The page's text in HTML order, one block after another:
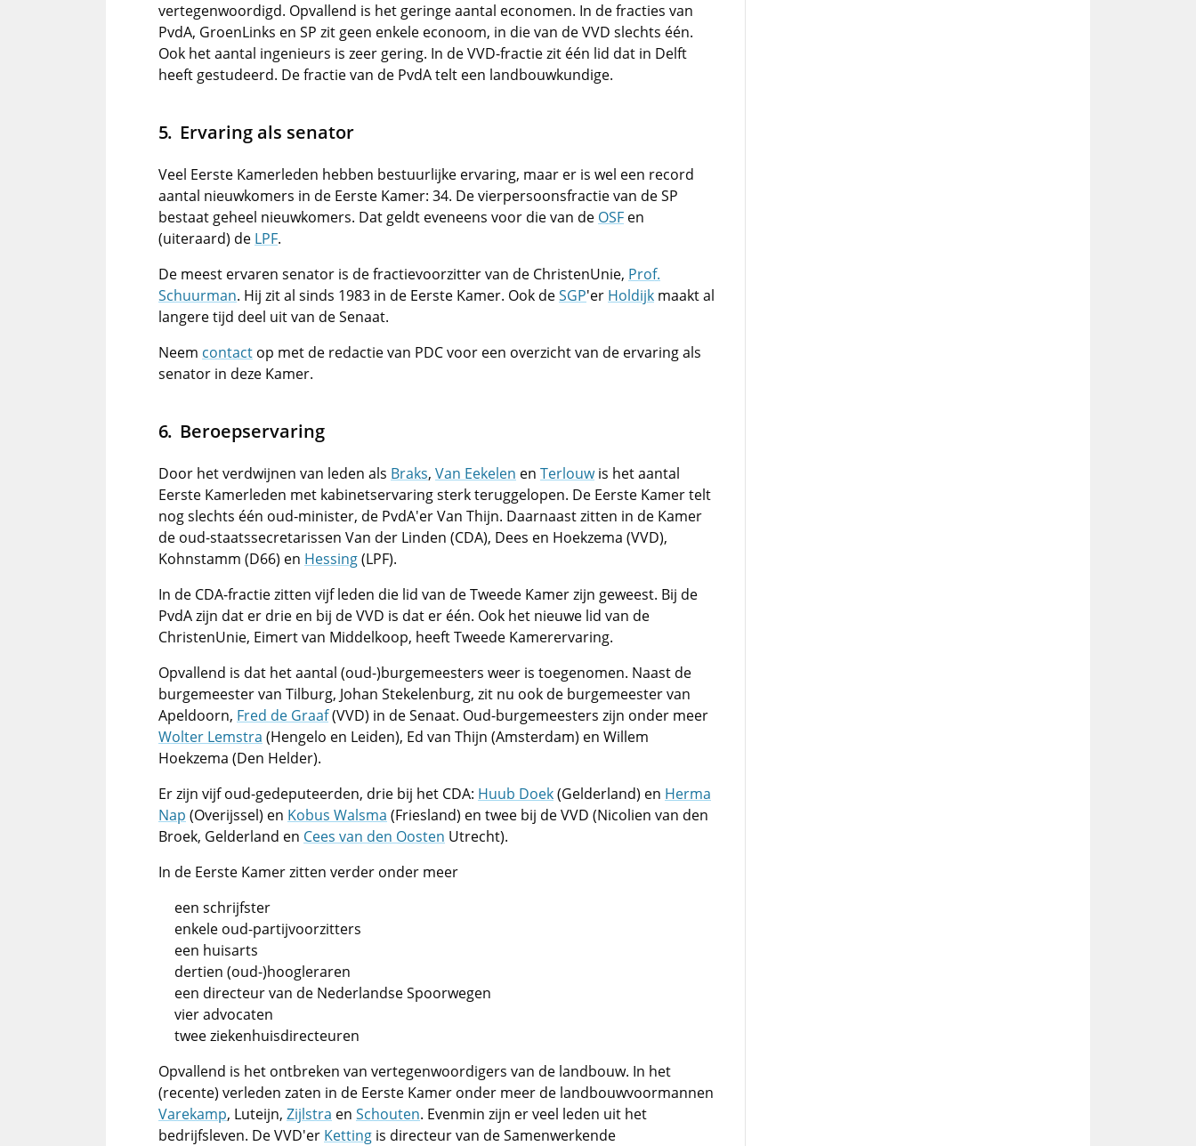
vertegenwoordigd. Opvallend is het geringe aantal economen. In de fracties van
PvdA, GroenLinks en SP zit geen enkele econoom, in die van de VVD slechts één.
Ook het aantal ingenieurs is zeer gering. In de VVD-fractie zit één lid dat in Delft
heeft gestudeerd. De fractie van de PvdA telt een landbouwkundige.
Ervaring als senator
Veel Eerste Kamerleden hebben bestuurlijke ervaring, maar er is wel een record
aantal nieuwkomers in de Eerste Kamer: 34. De vierpersoonsfractie van de SP
bestaat geheel nieuwkomers. Dat geldt eveneens voor die van de OSF en
(uiteraard) de LPF.
De meest ervaren senator is de fractievoorzitter van de ChristenUnie, Prof.
Schuurman. Hij zit al sinds 1983 in de Eerste Kamer. Ook deSGP'er Holdijk maakt al
langere tijd deel uit van de Senaat.
Neem contact op met de redactie van PDC voor een overzicht van de ervaring als
senator in deze Kamer.
Beroepservaring
Door het verdwijnen van leden als Braks, Van Eekelen en Terlouwis het aantal
Eerste Kamerleden met kabinetservaring sterk teruggelopen. De Eerste Kamer telt
nog slechts één oud-minister, de PvdA'er Van Thijn. Daarnaast zitten in de Kamer
de oud-staatssecretarissen Van der Linden (CDA), Dees en Hoekzema (VVD),
Kohnstamm (D66) en Hessing(LPF).
In de CDA-fractie zitten vijf leden die lid van de Tweede Kamer zijn geweest. Bij de
PvdA zijn dat er drie en bij de VVD is dat er één. Ook het nieuwe lid van de
ChristenUnie, Eimert van Middelkoop, heeft Tweede Kamerervaring.
Opvallend is dat het aantal (oud-)burgemeesters weer is toegenomen. Naast de
burgemeester van Tilburg, Johan Stekelenburg, zit nu ook de burgemeester van
Apeldoorn, Fred de Graaf(VVD) in de Senaat. Oud-burgemeesters zijn onder meer
Wolter Lemstra (Hengelo en Leiden), Ed van Thijn (Amsterdam) en Willem
Hoekzema (Den Helder).
Er zijn vijf oud-gedeputeerden, drie bij het CDA: Huub Doek(Gelderland) en Herma
Nap (Overijssel) en Kobus Walsma (Friesland) en twee bij de VVD (Nicolien van den
Broek, Gelderland en Cees van den Oosten Utrecht).
In de Eerste Kamer zitten verder onder meer
een schrijfster
enkele oud-partijvoorzitters
een huisarts
dertien (oud-)hoogleraren
een directeur van de Nederlandse Spoorwegen
vier advocaten
twee ziekenhuisdirecteuren
Opvallend is het ontbreken van vertegenwoordigers van de landbouw. In het
(recente) verleden zaten in de Eerste Kamer onder meer de landbouwvoormannen
Varekamp, Luteijn, Zijlstra en Schouten. Evenmin zijn er veel leden uit het
bedrijfsleven. De VVD'er Ketting is directeur van de Samenwerkende